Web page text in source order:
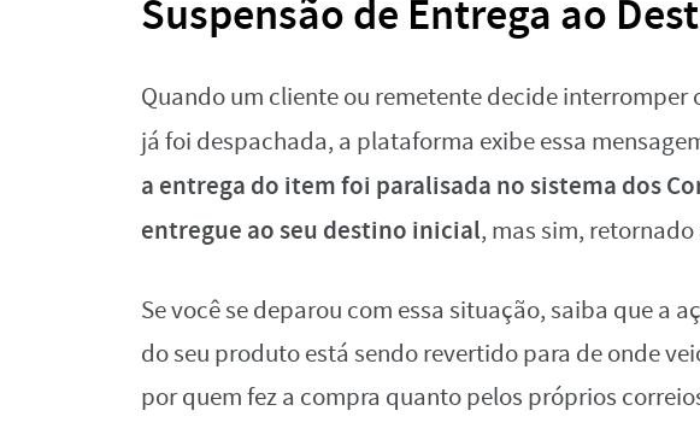
Suspensão de Entrega ao
Quando um cliente ou remetente decide interromper
já foi despachada, a plataforma exibe essa
a entrega do item foi paralisada no sistema dos
entregue ao seu destino inicial, mas sim,
Se você se deparou com essa situação, saiba que a
do seu produto está sendo revertido para de onde
por quem fez a compra quanto pelos próprios